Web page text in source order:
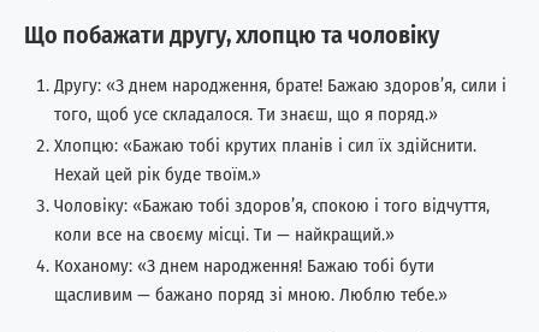
Що побажати другу, хлопцю та чоловіку
Другу: «З днем народження, брате! Бажаю здоров’я, сили і
того, щоб усе складалося. Ти знаєш, що я поряд.»
Хлопцю: «Бажаю тобі крутих планів і сил їх здійснити.
Нехай цей рік буде твоїм.»
Чоловіку: «Бажаю тобі здоров’я, спокою і того відчуття,
коли все на своєму місці. Ти — найкращий.»
Коханому: «З днем народження! Бажаю тобі бути
щасливим — бажано поряд зі мною. Люблю тебе.»